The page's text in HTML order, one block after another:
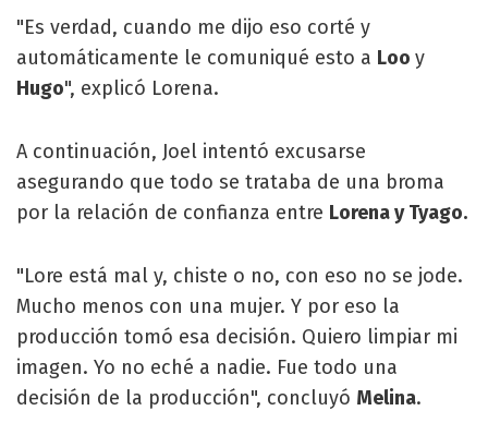
"Es verdad, cuando me dijo eso corté y
automáticamente le comuniqué esto a Loo y
Hugo", explicó Lorena.
A continuación, Joel intentó excusarse
asegurando que todo se trataba de una broma
por la relación de confianza entre Lorena y Tyago.
"Lore está mal y, chiste o no, con eso no se jode.
Mucho menos con una mujer. Y por eso la
producción tomó esa decisión. Quiero limpiar mi
imagen. Yo no eché a nadie. Fue todo una
decisión de la producción", concluyó Melina.